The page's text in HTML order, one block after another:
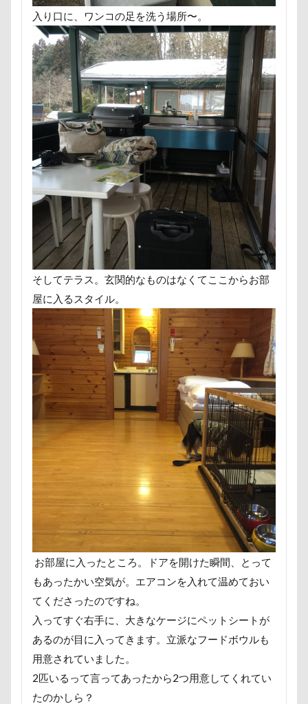
入り口に、ワンコの足を洗う場所〜。
そしてテラス。玄関的なものはなくてここからお部
屋に入るスタイル。
お部屋に入ったところ。ドアを開けた瞬間、とって
もあったかい空気が。エアコンを入れて温めておい
てくださったのですね。
入ってすぐ右手に、大きなケージにペットシートが
あるのが目に入ってきます。立派なフードボウルも
用意されていました。
2匹いるって言ってあったから2つ用意してくれてい
たのかしら？
ロマニくん ワル顔
ワクチン接種
ワガママ
ロールクッション
ロープウェイ
ロープ
ローズガーデン
ローアングル撮影
ロンくん
ロッテちゃん
レオンくん
ロッヂ花月園
ロックハート城
ロックオン
ロゴ
ロウバイ園 ロウバイ
ロイちゃん
レヴォーグ
レディくん
リッチェル
リクくん
マロンちゃん
ムムちゃん
モコちゃｎ
モコちゃん
モカちゃん
モカくん
メンテナンス
メレンゲの気持ち
メルちゃん
メリーゴーラウンド
メイフェアちゃん
ムサシくん
モナちゃん
ミレーちゃん
ミレちゃん
ミラーレス一眼レフ
ミラちゃん
ミウちゃん
マンスリーフォト
モデル
モナカちゃん
リカちゃん
ラガーシャツ風ニット
ラヴィちゃん
ラントくん
ランキング
ラリーくん
ラランくん
ララちゃん
ラディちゃん
ラテくん
ライラちゃん
モネちゃん
ライムちゃん
ライムくん
ヨーゼフくん
ヨギボー
ユニオンジャックポロ
ユニオンジャック
ユウくん
モンブラン モモちゃん
常磐道
店舗限定色
フォトコンテスト
芝桜
苺ちゃん
英国淑女
若狭海浜公園
若狭公園
花闊歩
芦田愛菜
舐め舐め
茂来山
舎人公園ドッグラン
舎人公園
舌出し
脱出
能登